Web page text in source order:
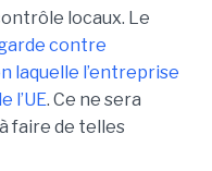
locaux. Le
contre
laquelle l’entreprise
l’UE. Ce ne sera
faire de telles